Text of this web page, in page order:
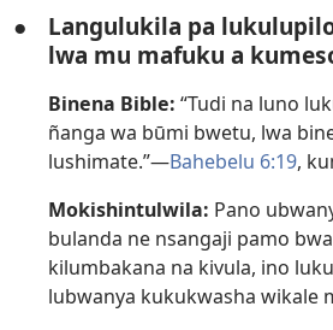
●
Langulukila pa
lwa mu mafuku a
Binena Bible: “Tudi na luno
ñanga wa būmi bwetu, lwa
lushimate.”—Bahebelu 6:19,
Mokishintulwila: Pano
bulanda ne nsangaji pamo
kilumbakana na kivula, ino
lubwanya kukukwasha wikale